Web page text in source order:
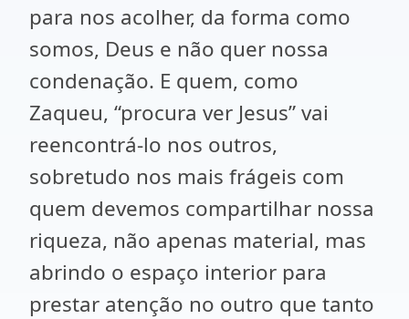
para nos acolher, da forma como
somos, Deus e não quer nossa
condenação. E quem, como
Zaqueu, “procura ver Jesus” vai
reencontrá-lo nos outros,
sobretudo nos mais frágeis com
quem devemos compartilhar nossa
riqueza, não apenas material, mas
abrindo o espaço interior para
prestar atenção no outro que tanto